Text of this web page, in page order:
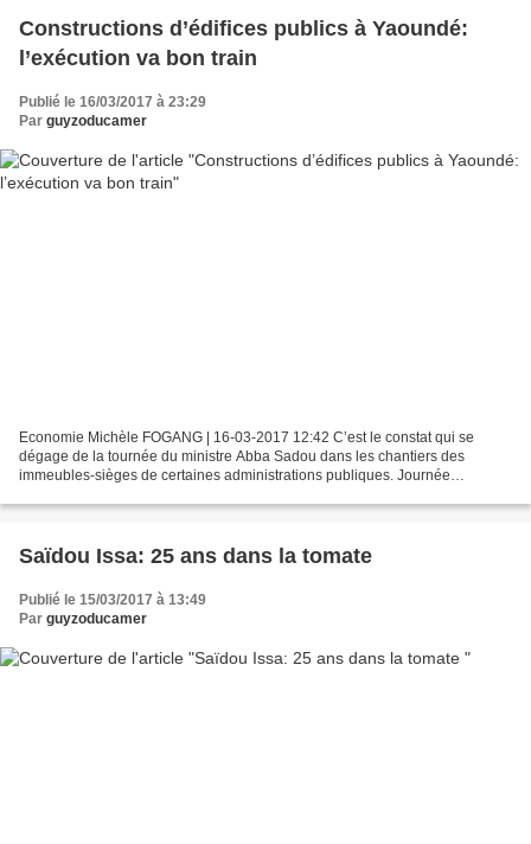
Constructions d’édifices publics à Yaoundé:
l’exécution va bon train
Publié le 16/03/2017 à 23:29
Par guyzoducamer
Economie Michèle FOGANG | 16-03-2017 12:42 C’est le constat qui se
dégage de la tournée du ministre Abba Sadou dans les chantiers des
immeubles-sièges de certaines administrations publiques. Journée
Saïdou Issa: 25 ans dans la tomate
Publié le 15/03/2017 à 13:49
Par guyzoducamer